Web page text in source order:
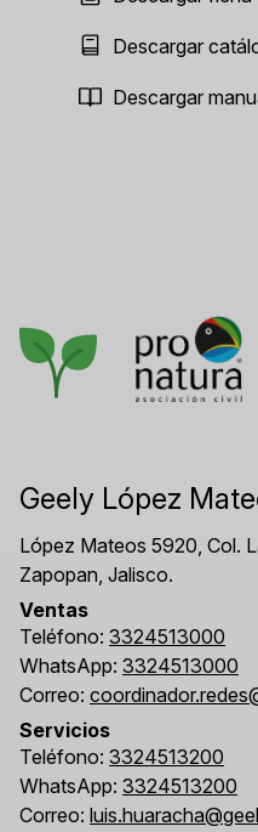
Descargar
Descargar
Geely López
López Mateos 5920, Col.
Zapopan, Jalisco.
Ventas
Teléfono: 3324513000
WhatsApp: 3324513000
Correo:
Servicios
Teléfono: 3324513200
WhatsApp: 3324513200
Correo: